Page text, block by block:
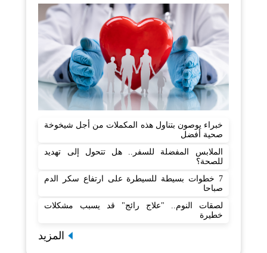
خبراء يوصون بتناول هذه المكملات من أجل شيخوخة
صحية أفضل
الملابس المفضلة للسفر.. هل تتحول إلى تهديد
للصحة؟
7 خطوات بسيطة للسيطرة على ارتفاع سكر الدم
صباحا
لصقات النوم.. "علاج رائج" قد يسبب مشكلات
خطيرة
المزيد